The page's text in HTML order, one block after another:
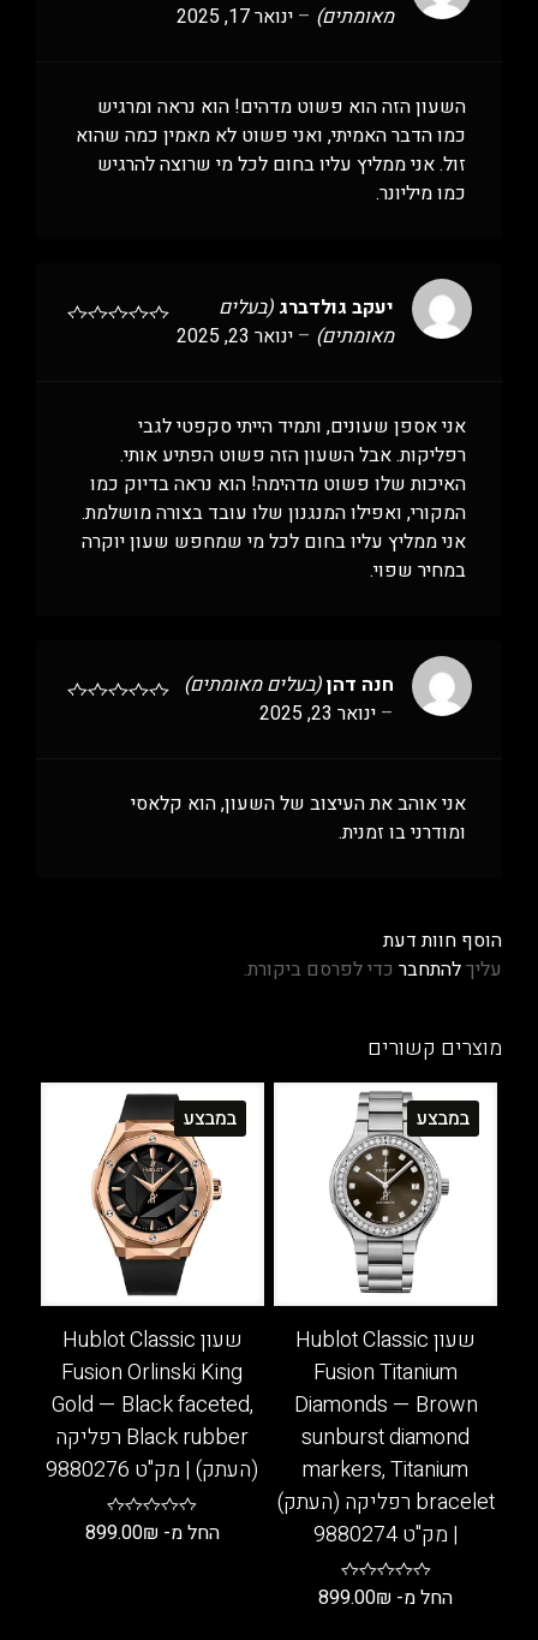
מאומתים) – ינואר 17, 2025
השעון הזה הוא פשוט מדהים! הוא נראה ומרגיש
כמו הדבר האמיתי, ואני פשוט לא מאמין כמה שהוא
זול. אני ממליץ עליו בחום לכל מי שרוצה להרגיש
כמו מיליונר.
יעקב גולדברג (בעלים
מאומתים) – ינואר 23, 2025
אני אספן שעונים, ותמיד הייתי סקפטי לגבי
רפליקות. אבל השעון הזה פשוט הפתיע אותי.
האיכות שלו פשוט מדהימה! הוא נראה בדיוק כמו
המקורי, ואפילו המנגנון שלו עובד בצורה מושלמת.
אני ממליץ עליו בחום לכל מי שמחפש שעון יוקרה
במחיר שפוי.
חנה דהן(בעלים מאומתים)
– ינואר 23, 2025
אני אוהב את העיצוב של השעון, הוא קלאסי
ומודרני בו זמנית.
הוסף חוות דעת
עליךלהתחבר כדי לפרסם ביקורת.
מוצרים קשורים
במבצע
שעון Hublot Classic
Fusion Titanium
Diamonds — Brown
sunburst diamond
markers, Titanium
bracelet רפליקה (העתק)
| מק"ט 9880274
החל מ- 899.00₪
במבצע
שעון Hublot Classic
Fusion Orlinski King
Gold — Black faceted,
Black rubber רפליקה
(העתק) | מק"ט 9880276
החל מ- 899.00₪